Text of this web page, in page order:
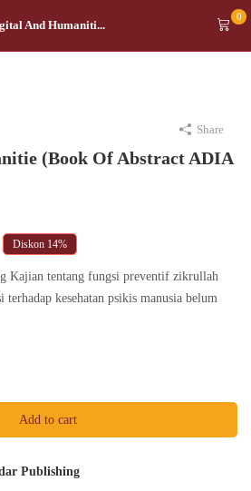
And Humaniti...
0
(Book Of Abstract ADIA
Diskon 14%
Kajian tentang fungsi preventif zikrullah
kesehatan psikis manusia belum
Add to cart
Publishing
Share